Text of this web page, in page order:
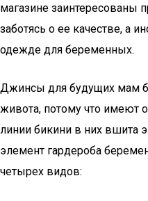
магазине заинтересованы
заботясь о ее качестве, а
одежде для беременных.
Джинсы для будущих мам
живота, потому что имеют
линии бикини в них вшита
элемент гардероба
четырех видов: